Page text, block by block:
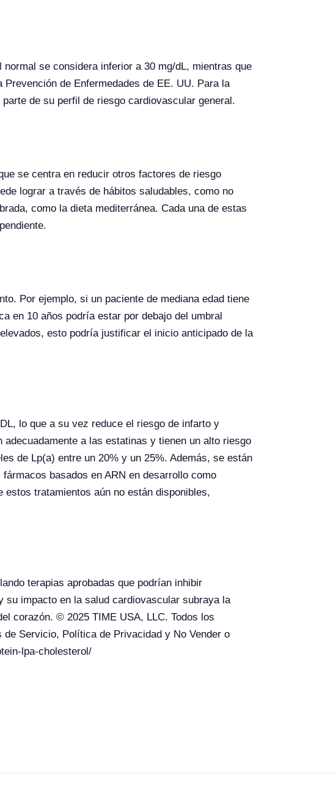
se considera inferior a 30 mg/dL, mientras que
de Enfermedades de EE. UU. Para la
de su perfil de riesgo cardiovascular general.
se centra en reducir otros factores de riesgo
lograr a través de hábitos saludables, como no
como la dieta mediterránea. Cada una de estas
Por ejemplo, si un paciente de mediana edad tiene
en 10 años podría estar por debajo del umbral
esto podría justificar el inicio anticipado de la
lo que a su vez reduce el riesgo de infarto y
a las estatinas y tienen un alto riesgo
de Lp(a) entre un 20% y un 25%. Además, se están
basados en ARN en desarrollo como
tratamientos aún no están disponibles,
terapias aprobadas que podrían inhibir
su impacto en la salud cardiovascular subraya la
corazón. © 2025 TIME USA, LLC. Todos los
Servicio, Política de Privacidad y No Vender o
lpa-cholesterol/